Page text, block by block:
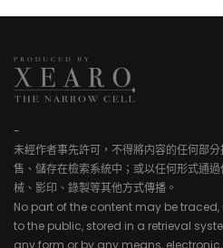
-
未經作者事先許可，不得將内容的任何部
售、儲存在檢索系統中；或以任何形式通
械、影印、錄製等其他方式傳播。
No part of the content may be
to the public, stored in a retrieval